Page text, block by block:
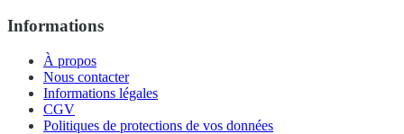
Informations
À propos
Nous contacter
Informations légales
CGV
Politiques de protections de vos données